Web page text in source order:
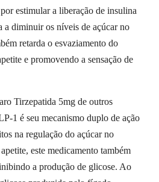
estimular a liberação de insulina
a diminuir os níveis de açúcar no
retarda o esvaziamento do
e promovendo a sensação de
Tirzepatida 5mg de outros
1 é seu mecanismo duplo de ação
na regulação do açúcar no
este medicamento também
a produção de glicose. Ao